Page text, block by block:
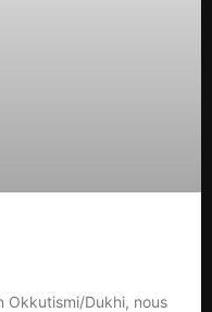
Okkutismi/Dukhi, nous